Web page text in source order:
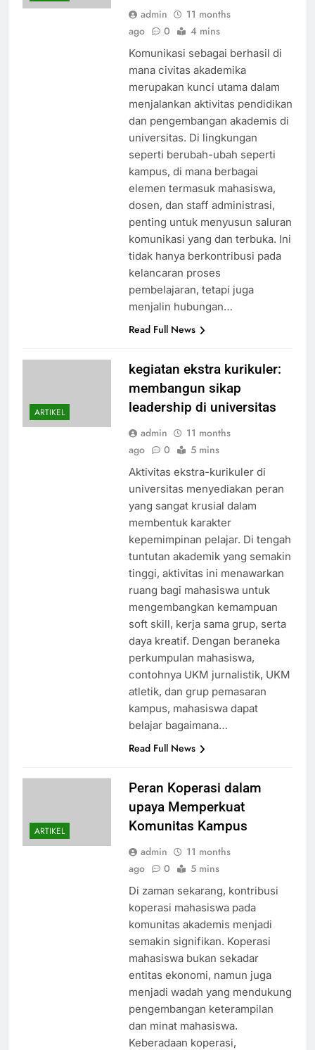
admin
11 months
ago
0 4 mins
Komunikasi sebagai berhasil di
mana civitas akademika
merupakan kunci utama dalam
menjalankan aktivitas pendidikan
dan pengembangan akademis di
universitas. Di lingkungan
seperti berubah-ubah seperti
kampus, di mana berbagai
elemen termasuk mahasiswa,
dosen, dan staff administrasi,
penting untuk menyusun saluran
komunikasi yang dan terbuka. Ini
tidak hanya berkontribusi pada
kelancaran proses
pembelajaran, tetapi juga
menjalin hubungan…
Read Full News
ARTIKEL
kegiatan ekstra kurikuler:
membangun sikap
leadership di universitas
admin
11 months
ago
0 5 mins
Aktivitas ekstra-kurikuler di
universitas menyediakan peran
yang sangat krusial dalam
membentuk karakter
kepemimpinan pelajar. Di tengah
tuntutan akademik yang semakin
tinggi, aktivitas ini menawarkan
ruang bagi mahasiswa untuk
mengembangkan kemampuan
soft skill, kerja sama grup, serta
daya kreatif. Dengan beraneka
perkumpulan mahasiswa,
contohnya UKM jurnalistik, UKM
atletik, dan grup pemasaran
kampus, mahasiswa dapat
belajar bagaimana…
Read Full News
ARTIKEL
Peran Koperasi dalam
upaya Memperkuat
Komunitas Kampus
admin
11 months
ago
0 5 mins
Di zaman sekarang, kontribusi
koperasi mahasiswa pada
komunitas akademis menjadi
semakin signifikan. Koperasi
mahasiswa bukan sekadar
entitas ekonomi, namun juga
menjadi wadah yang mendukung
pengembangan keterampilan
dan minat mahasiswa.
Keberadaan koperasi,